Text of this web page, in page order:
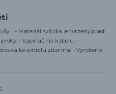
- Materiál svítidla je tvrzený plast.
- Vypínač na kabelu. -
ke svítidlu zdarma. - Vyrobeno